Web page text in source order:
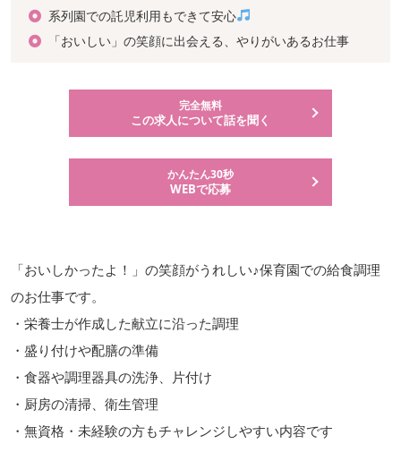
系列園での託児利用もできて安心
「おいしい」の笑顔に出会える、やりがいあるお仕事
完全無料
この求人について話を聞く
かんたん30秒
WEBで応募
「おいしかったよ！」の笑顔がうれしい♪保育園での給食調理
のお仕事です。
・栄養士が作成した献立に沿った調理
・盛り付けや配膳の準備
・食器や調理器具の洗浄、片付け
・厨房の清掃、衛生管理
・無資格・未経験の方もチャレンジしやすい内容です